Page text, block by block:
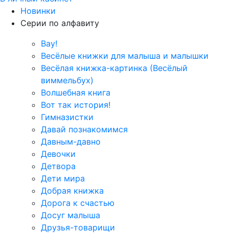
Новинки
Серии по алфавиту
Вау!
Весёлые книжки для малыша и малышки
Весёлая книжка-картинка (Весёлый
виммельбух)
Волшебная книга
Вот так история!
Гимназистки
Давай познакомимся
Давным-давно
Девочки
Детвора
Дети мира
Добрая книжка
Дорога к счастью
Досуг малыша
Друзья-товарищи